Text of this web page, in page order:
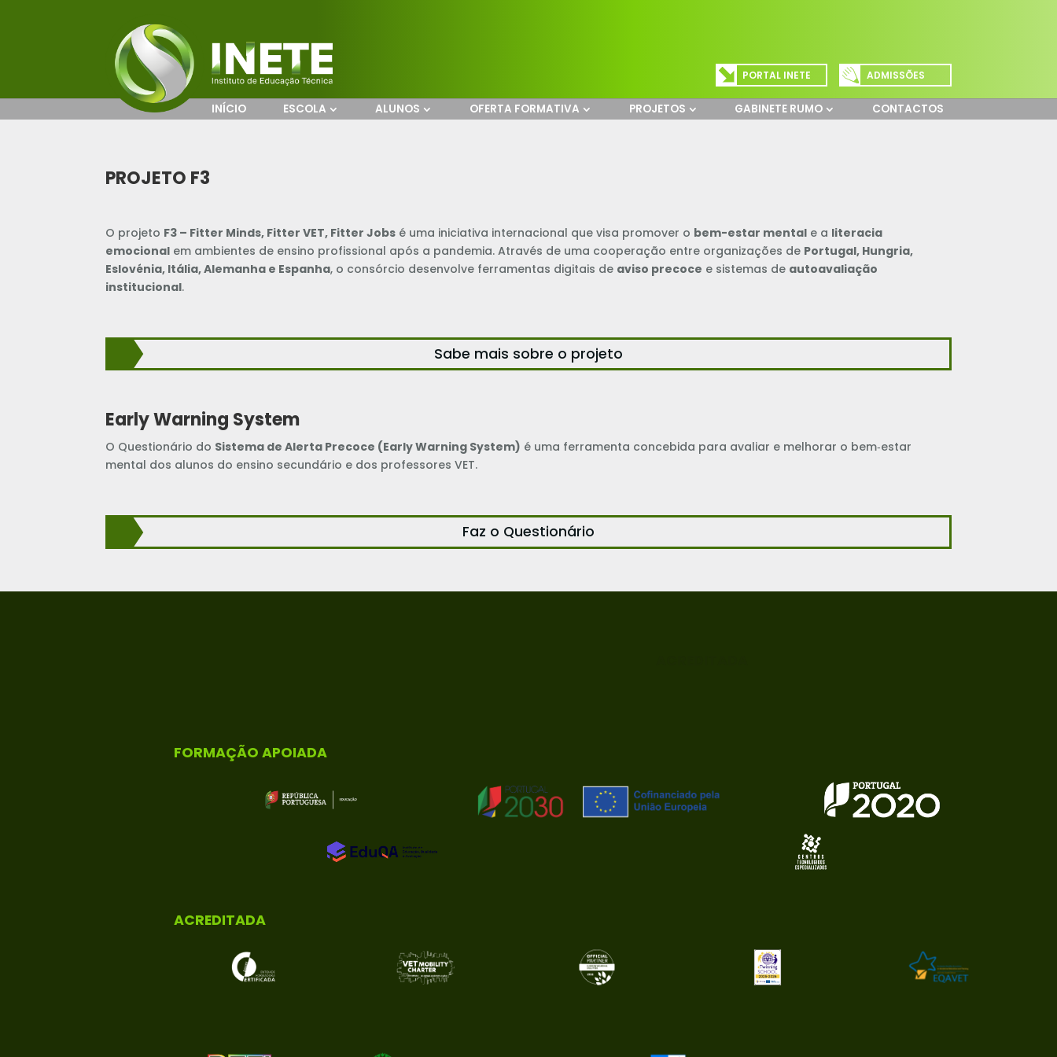
PORTAL INETE ADMISSÕES
INÍCIO ESCOLA ALUNOS OFERTA FORMATIVA PROJETOS GABINETE RUMO CONTACTOS
PROJETO F3
O projeto F3 – Fitter Minds, Fitter VET, Fitter Jobs é uma iniciativa internacional que visa promover o bem-estar mental e a literacia
emocional em ambientes de ensino profissional após a pandemia. Através de uma cooperação entre organizações de Portugal, Hungria,
Eslovénia, Itália, Alemanha e Espanha, o consórcio desenvolve ferramentas digitais de aviso precoce e sistemas de autoavaliação
institucional.
Sabe mais sobre o projeto
Early Warning System
O Questionário do Sistema de Alerta Precoce (Early Warning System) é uma ferramenta concebida para avaliar e melhorar o bem‑estar
mental dos alunos do ensino secundário e dos professores VET.
Faz o Questionário
FORMAÇÃO APOIADA
ACREDITADA